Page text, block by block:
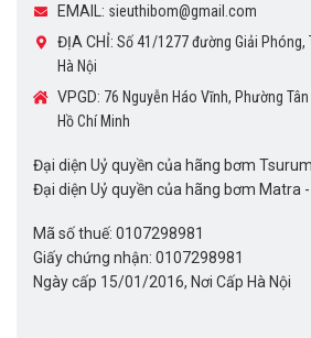
EMAIL: sieuthibom@gmail.com
ĐỊA CHỈ: Số 41/1277 đường Giải Phóng,
Hà Nội
VPGD: 76 Nguyễn Háo Vĩnh, Phường Tân
Hồ Chí Minh
Đại diện Uỷ quyền của hãng bơm
Đại diện Uỷ quyền của hãng bơm Matra
Mã số thuế: 0107298981
Giấy chứng nhận: 0107298981
Ngày cấp 15/01/2016, Nơi Cấp Hà Nội